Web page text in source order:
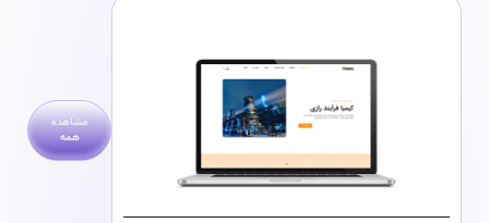
مشاهده
همه